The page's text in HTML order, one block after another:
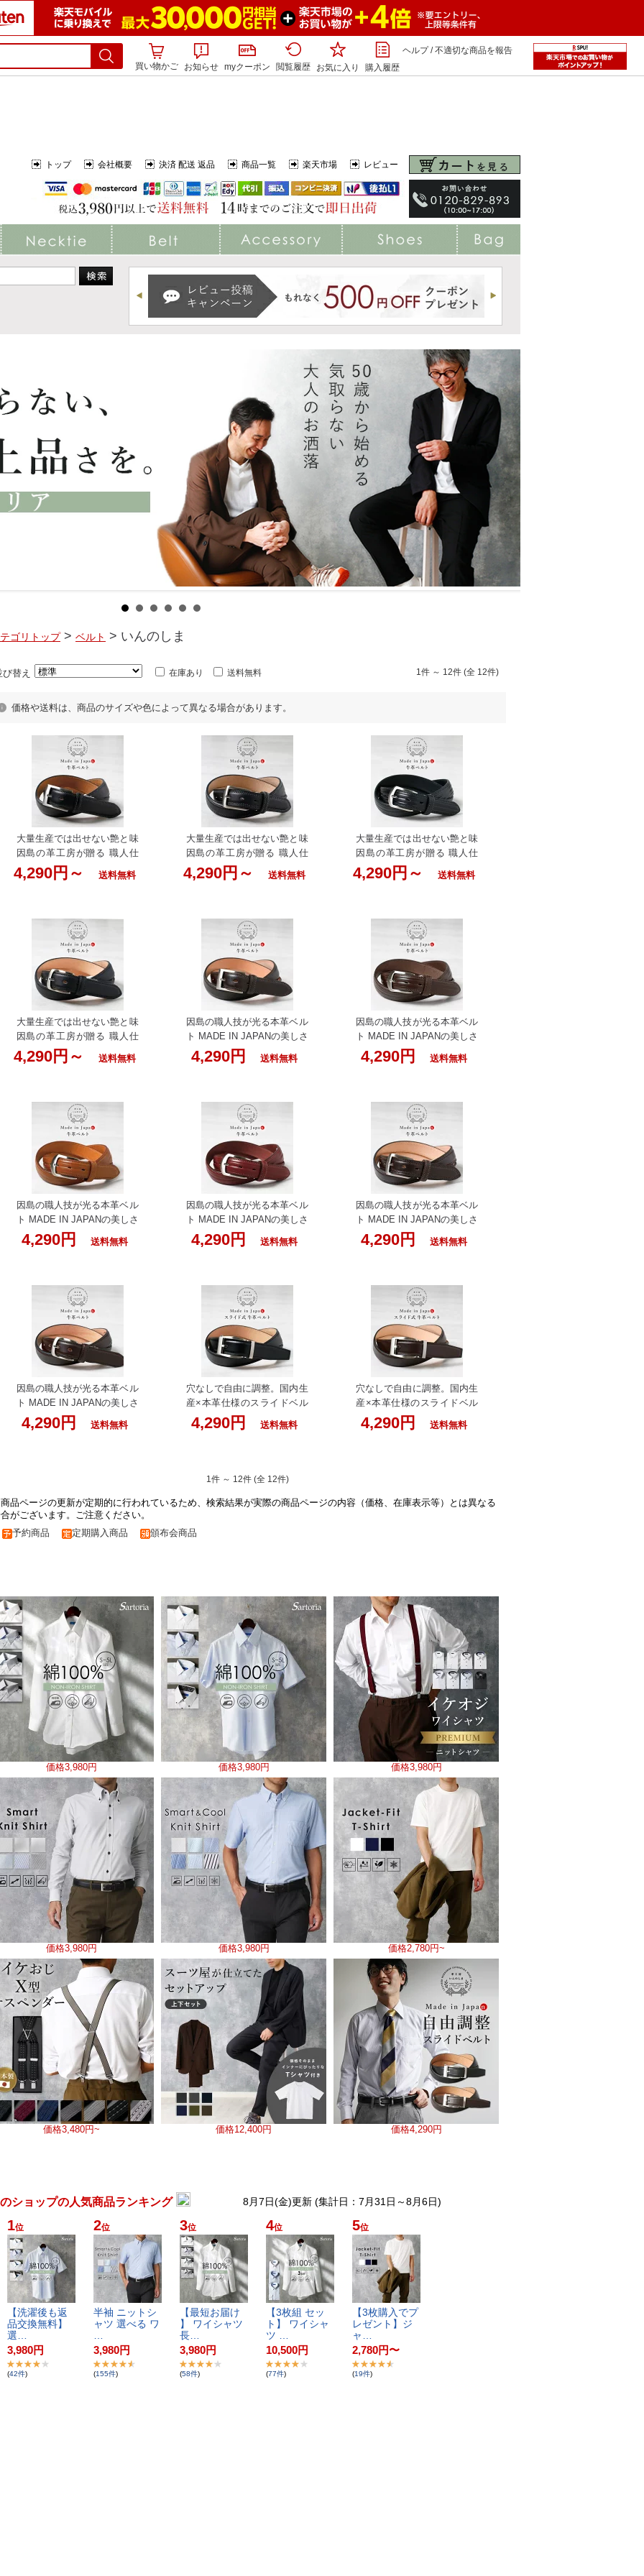
買い物かご お知らせ myクーポン 閲覧履歴 お気に入り 購入履歴
ヘルプ/不適切な商品を報告
ゴリトップ> ベルト > いんのしま
び替え 在庫あり 送料無料 1件 ～ 12件 (全 12件)
価格や送料は、商品のサイズや色によって異なる場合があります。
大量生産では出せない艶と味
因島の革工房が贈る 職人仕
立ての本革ベルト 男性用 お
しゃれ カジュアル 革 父の日
ンズ 本革 日本製 角バックル
牛革 職人の手作り 牛革ベル
ト 革工房いんのしま 革ベル
ト 紳士用 ビジネス 結婚式
カジュアル レザー 男性用 ブ
ランド 彼氏 バックル プレゼ
ント 50代 60代 入学式 入学
父の日 実用的
4,290円～ 送料無料
大量生産では出せない艶と味
因島の革工房が贈る 職人仕
立ての本革ベルト 男性用 お
しゃれ カジュアル 革 父の日
ンズ 本革 日本製 ダブルステ
ッチ 牛革 職人の手作り 牛革
ベルト 革工房いんのしま 革
ベルト 紳士用 ビジネス 結婚
式 カジュアル レザー 男性用
ブランド 彼氏 バックル プレ
ゼント 50代 60代 入学式 入
学 父の日 実用的
4,290円～ 送料無料
大量生産では出せない艶と味
因島の革工房が贈る 職人仕
立ての本革ベルト 男性用 お
しゃれ カジュアル 革 父の日
ンズ 本革 日本製 溝あり 牛
革 職人の手作り 牛革ベルト
革工房いんのしま 革ベルト
紳士用 ビジネス 結婚式 カジ
ュアル レザー 男性用 ブラン
ド 彼氏 バックル プレゼント
50代 60代 入学式 入学 父の
日 実用的
4,290円～ 送料無料
大量生産では出せない艶と味
因島の革工房が贈る 職人仕
立ての本革ベルト 男性用 お
しゃれ カジュアル 革 父の日
ンズ 本革 日本製 丸バックル
牛革 職人の手作り 牛革ベル
ト 革工房いんのしま 革ベル
ト 紳士用 ビジネス 結婚式
カジュアル レザー 男性用 ブ
ランド 彼氏 バックル プレゼ
ント 50代 60代 父の日 実用
的
4,290円～ 送料無料
因島の職人技が光る本革ベル
ト MADE IN JAPANの美しさ
と力強さを腰元に レザーベ
ルト 紳士用 ビジネス 結婚式
いんのしま ベルト ブラウン
メンズ 本革 日本製 角バック
ル 牛革 職人の手作り 牛革ベ
ルト 革工房いんのしま 革ベ
ルト 紳士用 ビジネス 結婚式
カジュアル レザー 男性用 ブ
ント 茶色 50代 60代 入学式
入学 父の日 実用的
4,290円 送料無料
因島の職人技が光る本革ベル
ト MADE IN JAPANの美しさ
と力強さを腰元に レザーベ
ルト 紳士用 ビジネス 結婚式
いんのしま ベルト ブラウン
メンズ 本革 日本製 溝あり
牛革 職人の手作り 牛革ベル
ト 革工房いんのしま 革ベル
ト 紳士用 ビジネス 結婚式
カジュアル レザー 男性用 ブ
ランド 彼氏 バックル プレゼ
ント 茶色 50代 60代 入学式
入学 父の日 実用的
4,290円 送料無料
因島の職人技が光る本革ベル
ト MADE IN JAPANの美しさ
と力強さを腰元に レザーベ
ルト 紳士用 ビジネス 結婚式
いんのしま ベルト キャメル
メンズ 本革 日本製 溝あり
牛革 職人の手作り 牛革ベル
ト 革工房いんのしま 革ベル
ト 紳士用 ビジネス 結婚式
カジュアル レザー 男性用 ブ
ント 茶色 50代 60代 入学式
入学 父の日 実用的
4,290円 送料無料
因島の職人技が光る本革ベル
ト MADE IN JAPANの美しさ
と力強さを腰元に レザーベ
ルト 紳士用 ビジネス 結婚式
いんのしま ベルト オックス
ブラッド メンズ 本革 日本製
溝あり 牛革 職人の手作り 牛
革ベルト 革工房いんのしま
革ベルト 紳士用 ビジネス 結
婚式 カジュアル レザー 男性
用 ブランド 彼氏 バックル
プレゼント 赤茶 ワイン 50代
60代 入学式 入学 父の日 実
用的
4,290円 送料無料
因島の職人技が光る本革ベル
ト MADE IN JAPANの美しさ
と力強さを腰元に レザーベ
ルト 紳士用 ビジネス 結婚式
いんのしま ベルト ブラウン
メンズ 本革 日本製 ダブルス
テッチ 牛革 職人の手作り 牛
革ベルト 革工房いんのしま
革ベルト 紳士用 ビジネス 結
婚式 カジュアル レザー 男性
プレゼント 茶色 50代 60代
入学式 入学 父の日 実用的
4,290円 送料無料
因島の職人技が光る本革ベル
ト MADE IN JAPANの美しさ
と力強さを腰元に レザーベ
ルト 紳士用 ビジネス 結婚式
ル 牛革 職人の手作り 牛革ベ
ルト 革工房いんのしま 革ベ
ルト 紳士用 ビジネス 結婚式
4,290円 送料無料
穴なしで自由に調整。国内生
産×本革仕様のスライドベル
ト【大人の一本】オートロッ
クベルト無段階調整 いんの
日本製 自由調整 オートロッ
ト 牛革 職人の手作り 牛革ベ
用 ビジネス 結婚式 カジュア
4,290円 送料無料
穴なしで自由に調整。国内生
産×本革仕様のスライドベル
ト【大人の一本】オートロッ
クベルト無段階調整 いんの
ベルト 牛革 職人の手作り 牛
4,290円 送料無料
1件 ～ 12件 (全 12件)
品ページの更新が定期的に行われているため、検索結果が実際の商品ページの内容（価格、在庫表示等）とは異なる
がございます。ご注意ください。
予約商品
定期購入商品 頒布会商品
価格3,980円 価格3,980円 価格3,980円
価格3,980円 価格3,980円 価格2,780円~
価格3,480円~ 価格12,400円 価格4,290円
ショップの人気商品ランキング 8月7日(金)更新 (集計日：7月31日～8月6日)
1位
【​洗​濯​後​も​返​
品​交​換​無​料​】​ ​
選​…
3,980円
(42件)
2位
半​袖​ ​ニ​ッ​ト​シ​
ャ​ツ​ ​選​べ​る​ ​ワ​
3,980円
(155件)
3位
【​最​短​お​届​け​
】​ ​ワ​イ​シ​ャ​ツ​ ​
長​…
3,980円
(58件)
4位
【​3​枚​組​ ​セ​ッ​
ト​】​ ​ワ​イ​シ​ャ​
ツ​ ​…
10,500円
(77件)
5位
【​3​枚​購​入​で​プ​
レ​ゼ​ン​ト​】​ジ​
ャ​…
2,780円〜
(19件)